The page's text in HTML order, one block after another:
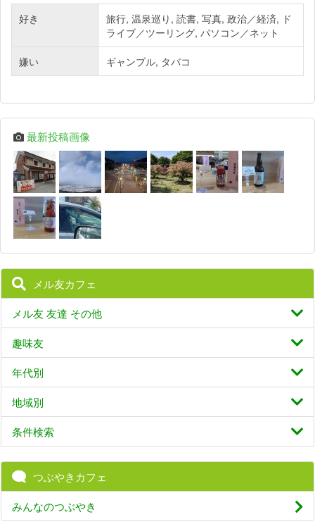
好き
旅行, 温泉巡り, 読書, 写真, 政治／経済, ド
ライブ／ツーリング, パソコン／ネット
嫌い ギャンブル, タバコ
最新投稿画像
メル友カフェ
メル友 友達 その他
趣味友
年代別
地域別
条件検索
つぶやきカフェ
みんなのつぶやき